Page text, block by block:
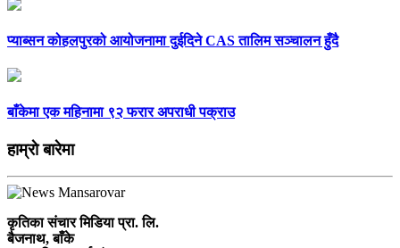
प्याब्सन कोहलपुरको आयोजनामा दुईदिने CAS तालिम सञ्चालन हुँदै
बाँकेमा एक महिनामा ९२ फरार अपराधी पक्राउ
हाम्राे बारेमा
कृतिका संचार मिडिया प्रा. लि.
बैजनाथ, बाँके